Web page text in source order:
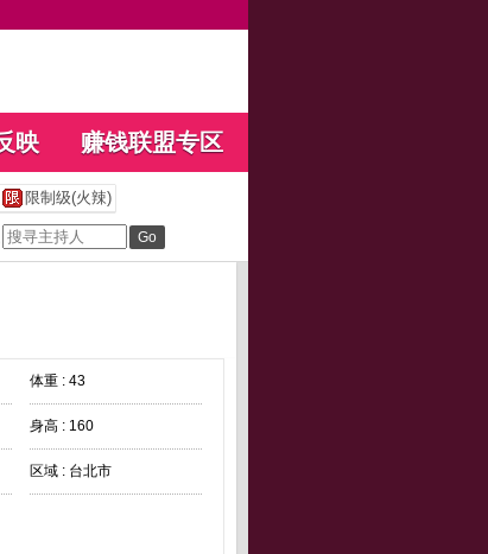
映 赚钱联盟专区
限制级(火辣)
体重 : 43
身高 : 160
区域 : 台北市